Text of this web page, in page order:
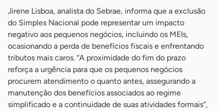
Jirene Lisboa, analista do Sebrae, informa que a exclusão
do Simples Nacional pode representar um impacto
negativo aos pequenos negócios, incluindo os MEIs,
ocasionando a perda de benefícios fiscais e enfrentando
tributos mais caros. “A proximidade do fim do prazo
reforça a urgência para que os pequenos negócios
procurem atendimento o quanto antes, assegurando a
manutenção dos benefícios associados ao regime
simplificado e a continuidade de suas atividades formais”,